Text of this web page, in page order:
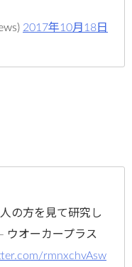
2017年10月18日
の方を見て研究し
ウオーカープラス
rmnxchvAsw